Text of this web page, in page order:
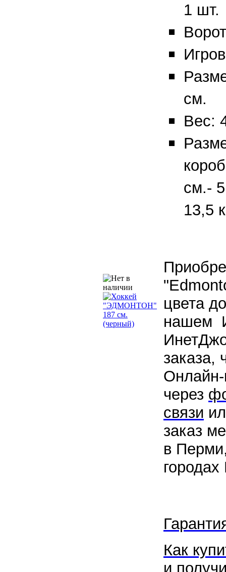
1 шт.
см.
Вес:
см.-
13,5
цвета
нашем
заказа,
Онлайн-
через
связи
заказ
в
Как
и